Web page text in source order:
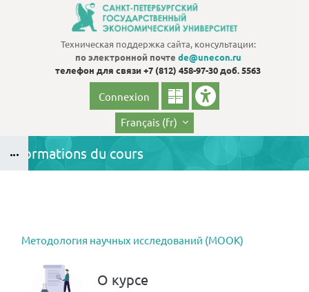
Passer au contenu principal
Техническая поддержка сайта, консультации:
по электронной почте de@unecon.ru
телефон для связи+7 (812) 458-97-30 доб. 5563
Connexion
Français ‎(fr)‎
Informations du cours
Методология научных исследований (МООК)
О курсе